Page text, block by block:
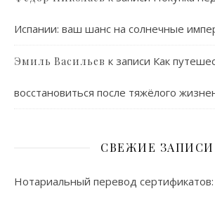
Испании: ваш шанс на солнечные
Эмиль Васильев к записи Как
восстановиться после тяжёлого
СВЕЖИЕ ЗАПИСИ
Нотариальный перевод сертификатов: